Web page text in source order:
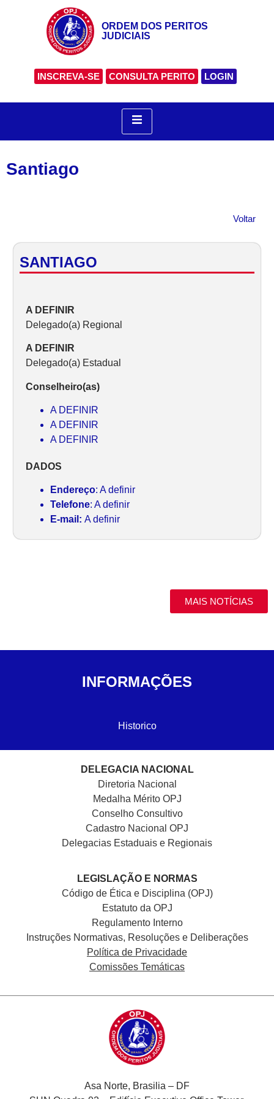
ORDEM DOS PERITOS
JUDICIAIS
INSCREVA-SE CONSULTA PERITO LOGIN
Santiago
Voltar
SANTIAGO
A DEFINIR
Delegado(a) Regional
A DEFINIR
Delegado(a) Estadual
Conselheiro(as)
A DEFINIR
A DEFINIR
A DEFINIR
DADOS
Endereço: A definir
Telefone: A definir
E-mail: A definir
MAIS NOTÍCIAS
INFORMAÇÕES
Historico
DELEGACIA NACIONAL
Diretoria Nacional
Medalha Mérito OPJ
Conselho Consultivo
Cadastro Nacional OPJ
Delegacias Estaduais e Regionais
LEGISLAÇÃO E NORMAS
Código de Ética e Disciplina (OPJ)
Estatuto da OPJ
Regulamento Interno
Instruções Normativas, Resoluções e Deliberações
Política de Privacidade
Comissões Temáticas
Asa Norte, Brasilia – DF